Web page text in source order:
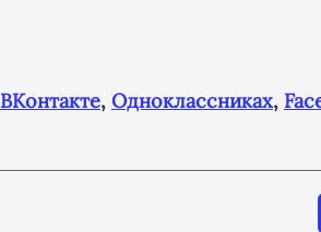
ВКонтакте, Одноклассниках,